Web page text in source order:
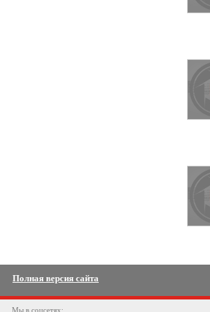
Полная версия сайта
Мы в соцсетях: